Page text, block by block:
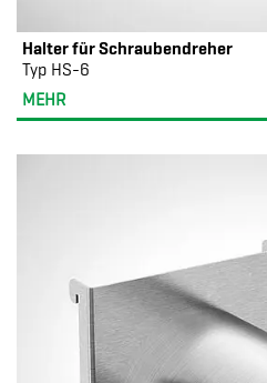
Halter für Schraubendreher
Typ HS-6
MEHR